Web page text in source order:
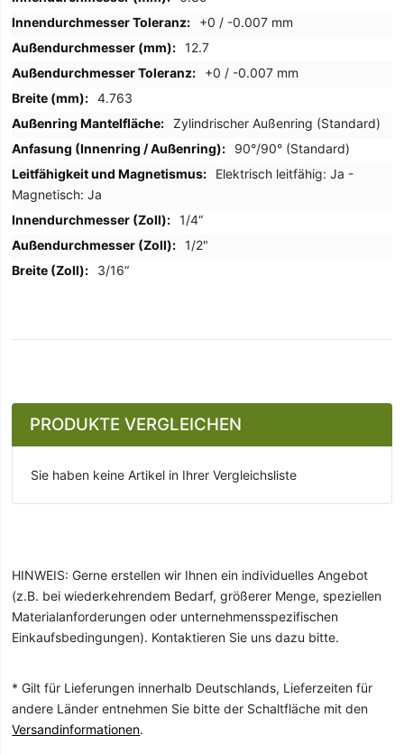
+0 / -0.007 mm
12.7
+0 / -0.007 mm
4.763
Zylindrischer Außenring (Standard)
90°/90° (Standard)
Elektrisch leitfähig: Ja -
Magnetisch: Ja
1/4“
1/2"
3/16“
PRODUKTE VERGLEICHEN
Sie haben keine Artikel in Ihrer Vergleichsliste
HINWEIS: Gerne erstellen wir Ihnen ein individuelles Angebot
(z.B. bei wiederkehrendem Bedarf, größerer Menge, speziellen
Materialanforderungen oder unternehmensspezifischen
Einkaufsbedingungen). Kontaktieren Sie uns dazu bitte.
* Gilt für Lieferungen innerhalb Deutschlands, Lieferzeiten für
andere Länder entnehmen Sie bitte der Schaltfläche mit den
Versandinformationen.